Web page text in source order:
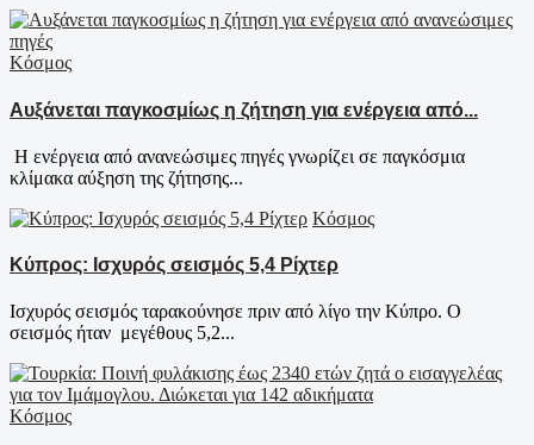
Κόσμος
Αυξάνεται παγκοσμίως η ζήτηση για ενέργεια από...
Η ενέργεια από ανανεώσιμες πηγές γνωρίζει σε παγκόσμια
κλίμακα αύξηση της ζήτησης...
Κόσμος
Κύπρος: Ισχυρός σεισμός 5,4 Ρίχτερ
Ισχυρός σεισμός ταρακούνησε πριν από λίγο την Κύπρο. Ο
σεισμός ήταν μεγέθους 5,2...
Κόσμος